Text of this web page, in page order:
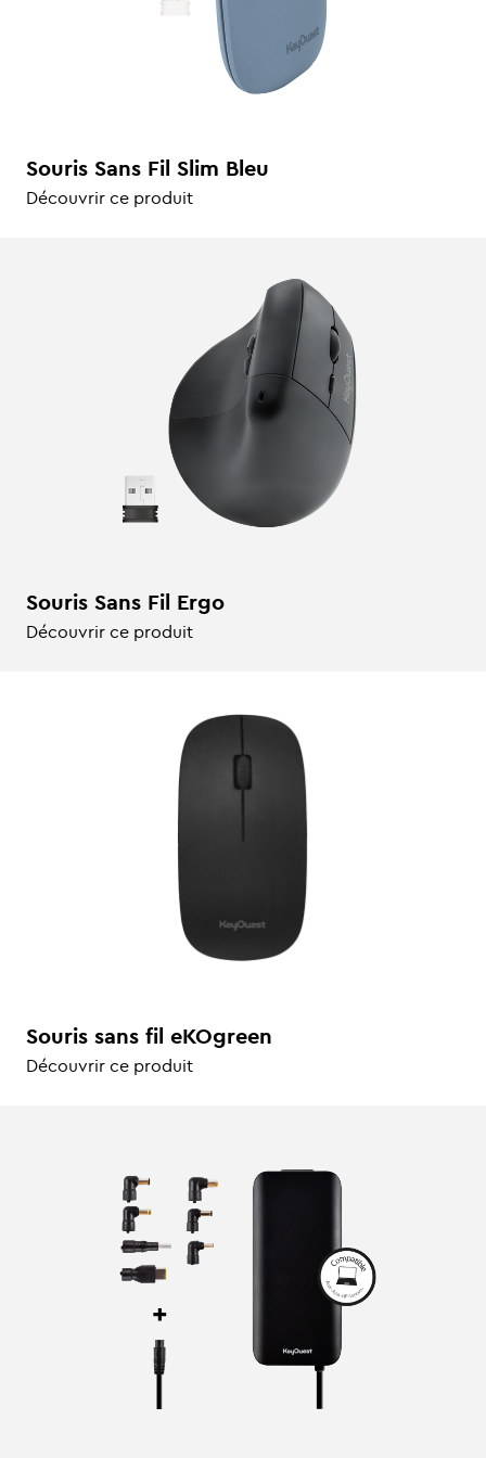
Souris Sans Fil Slim Bleu
Découvrir ce produit
Souris Sans Fil Ergo
Découvrir ce produit
Souris sans fil eKOgreen
Découvrir ce produit